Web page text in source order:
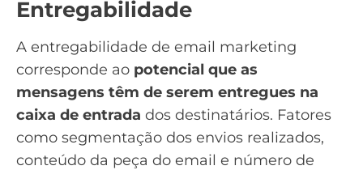
Entregabilidade
A entregabilidade de email marketing
corresponde ao potencial que as
mensagens têm de serem entregues na
caixa de entrada dos destinatários. Fatores
como segmentação dos envios realizados,
conteúdo da peça do email e número de